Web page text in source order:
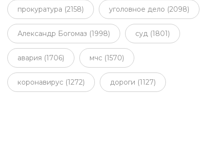
прокуратура (2158) уголовное дело (2098)
Александр Богомаз (1998) суд (1801)
авария (1706) мчс (1570)
коронавирус (1272) дороги (1127)